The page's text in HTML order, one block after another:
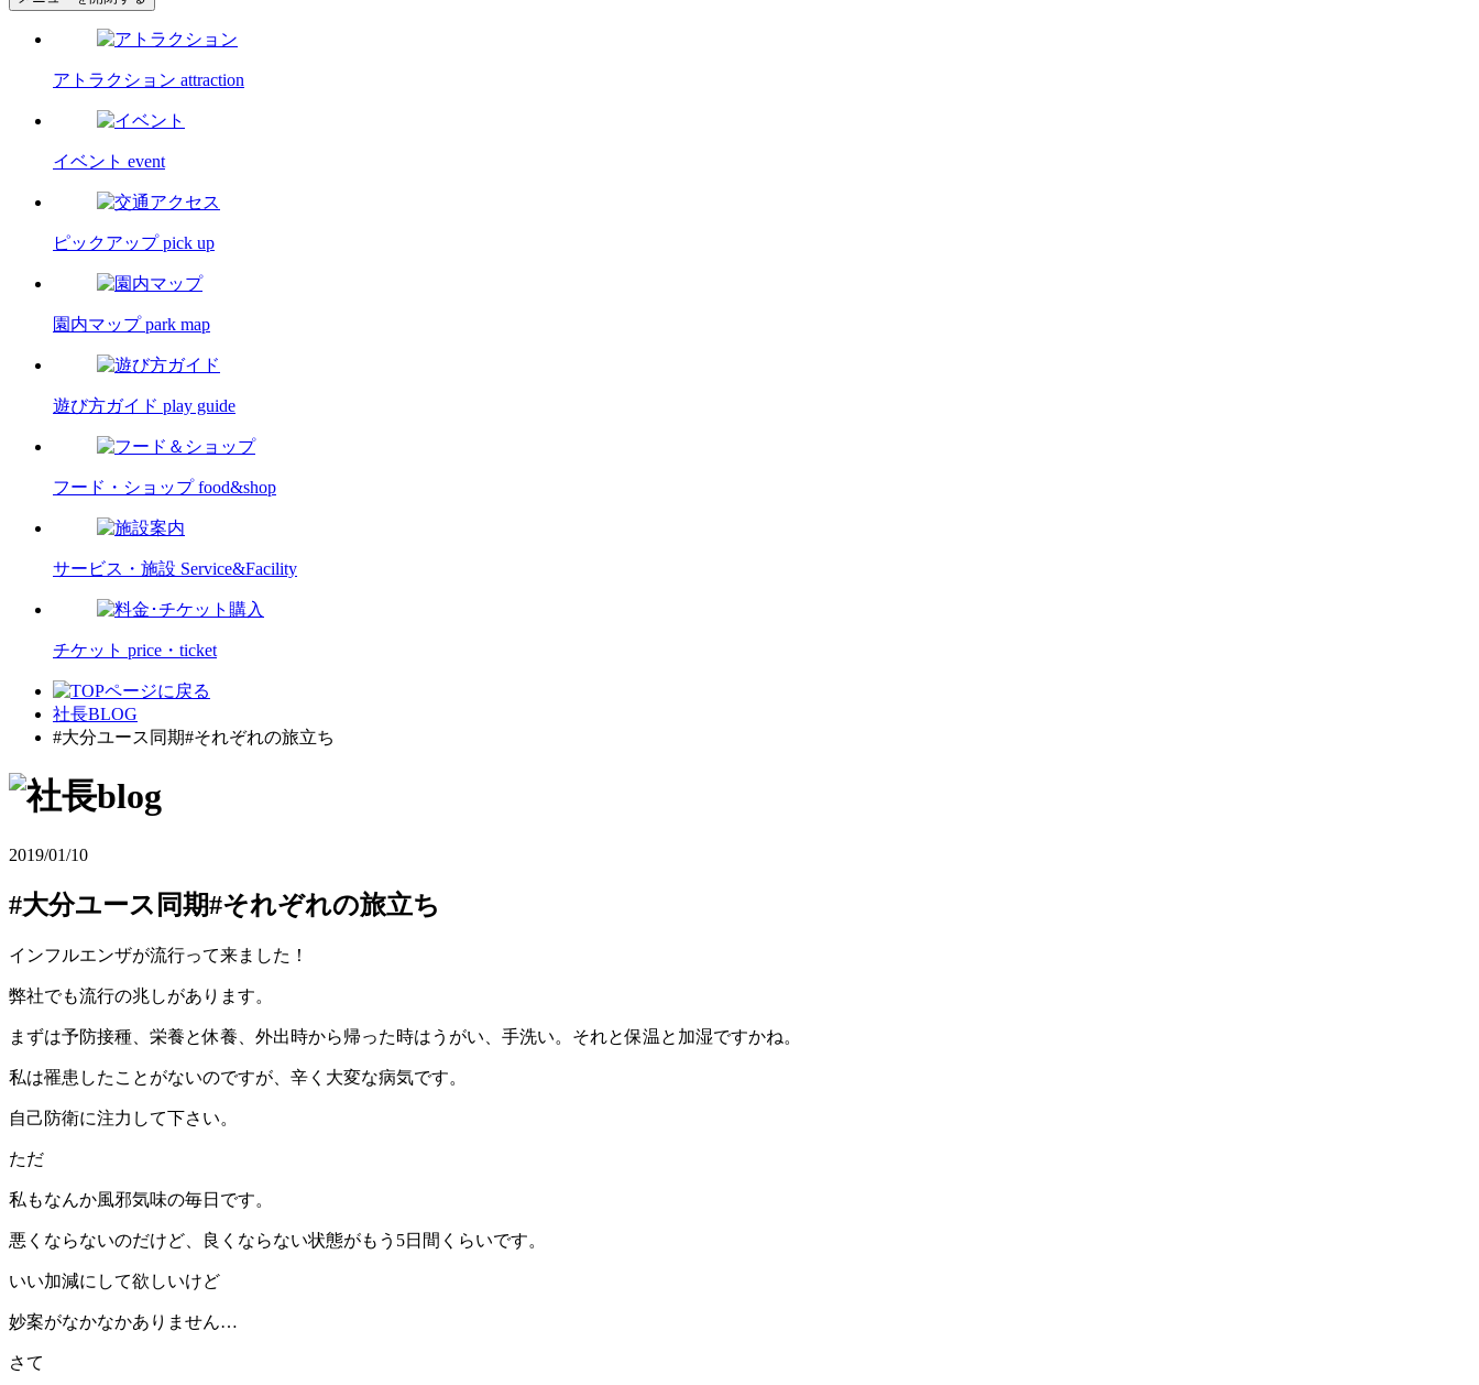
アトラクション attraction
イベント event
ピックアップ pick up
園内マップ park map
遊び方ガイド play guide
フード・ショップ food&shop
サービス・施設 Service&Facility
チケット price・ticket
社長BLOG
#大分ユース同期#それぞれの旅立ち
2019/01/10
#大分ユース同期#それぞれの旅立ち
インフルエンザが流行って来ました！
弊社でも流行の兆しがあります。
まずは予防接種、栄養と休養、外出時から帰った時はうがい、手洗い。それと保温と加湿ですかね。
私は罹患したことがないのですが、辛く大変な病気です。
自己防衛に注力して下さい。
ただ
私もなんか風邪気味の毎日です。
悪くならないのだけど、良くならない状態がもう5日間くらいです。
いい加減にして欲しいけど
妙案がなかなかありません…
さて